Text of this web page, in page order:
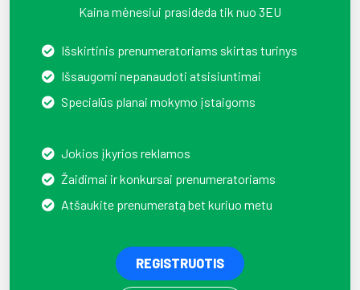
Kaina mėnesiui prasideda tik nuo 3EU
Išskirtinis prenumeratoriams skirtas turinys
Išsaugomi nepanaudoti atsisiuntimai
Specialūs planai mokymo įstaigoms
Jokios įkyrios reklamos
Žaidimai ir konkursai prenumeratoriams
Atšaukite prenumeratą bet kuriuo metu
REGISTRUOTIS